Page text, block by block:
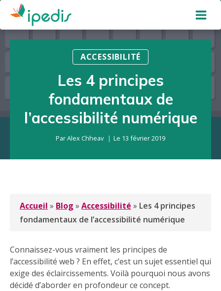
Aller
contenu
ACCESSIBILITÉ
Les 4 principes
fondamentaux de
l’accessibilité numérique
ParAlex Chheav Le 13 février 2019
Accueil » Blog » Accessibilité » Les 4 principes
fondamentaux de l’accessibilité numérique
Connaissez-vous vraiment les principes de
l’accessibilité web ? En effet, c’est un sujet essentiel qui
exige des éclaircissements. Voilà pourquoi nous avons
décidé d’aborder en profondeur ce concept.